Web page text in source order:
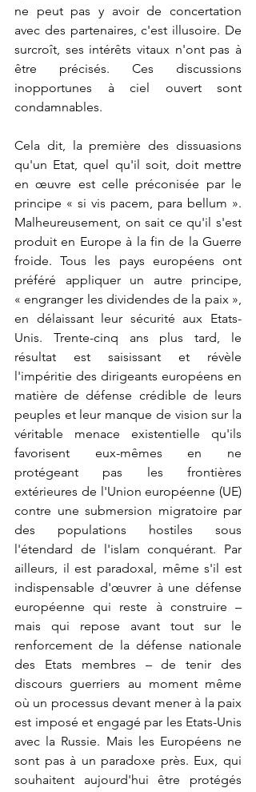
ne peut pas y avoir de concertation
avec des partenaires, c'est illusoire. De
surcroît, ses intérêts vitaux n'ont pas à
être précisés. Ces discussions
inopportunes à ciel ouvert sont
condamnables.
Cela dit, la première des dissuasions
qu'un Etat, quel qu'il soit, doit mettre
en œuvre est celle préconisée par le
principe « si vis pacem, para bellum ».
Malheureusement, on sait ce qu'il s'est
produit en Europe à la fin de la Guerre
froide. Tous les pays européens ont
préféré appliquer un autre principe,
« engranger les dividendes de la paix »,
en délaissant leur sécurité aux Etats-
Unis. Trente-cinq ans plus tard, le
résultat est saisissant et révèle
l'impéritie des dirigeants européens en
matière de défense crédible de leurs
peuples et leur manque de vision sur la
véritable menace existentielle qu'ils
favorisent eux-mêmes en ne
protégeant pas les frontières
extérieures de l'Union européenne (UE)
contre une submersion migratoire par
des populations hostiles sous
l'étendard de l'islam conquérant. Par
ailleurs, il est paradoxal, même s'il est
indispensable d'œuvrer à une défense
européenne qui reste à construire –
mais qui repose avant tout sur le
renforcement de la défense nationale
des Etats membres – de tenir des
discours guerriers au moment même
où un processus devant mener à la paix
est imposé et engagé par les Etats-Unis
avec la Russie. Mais les Européens ne
sont pas à un paradoxe près. Eux, qui
souhaitent aujourd'hui être protégés